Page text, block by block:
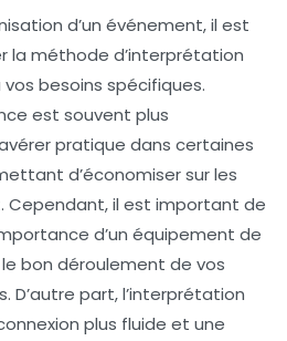
d’un événement, il est
la méthode d’interprétation
besoins spécifiques.
est souvent plus
pratique dans certaines
d’économiser sur les
il est important de
d’un équipement de
bon déroulement de vos
part, l’interprétation
plus fluide et une